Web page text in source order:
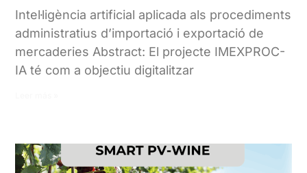
Intel·ligència artificial aplicada als procediments
administratius d’importació i exportació de
mercaderies Abstract: El projecte IMEXPROC-
IA té com a objectiu digitalitzar